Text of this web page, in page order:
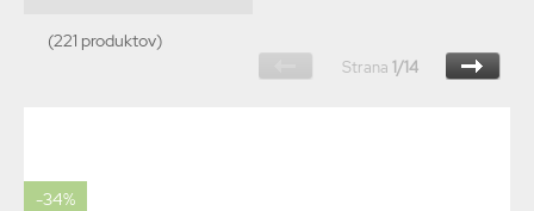
(221 produktov)
Strana 1/14
-34%